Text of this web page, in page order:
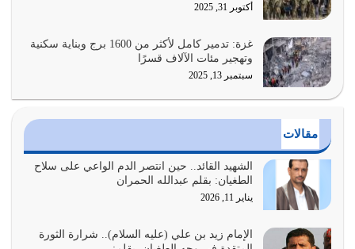
الدين الذي شرعه الله لا يجوز أن يخضع لآرائنا وأهوائنا
واجتهاداتنا لأننا سنختلف ونتفرق
يوليو 24, 2026
أي أمة تتفرق في الدين وتتفرق في كيانها معناه أنها أصبحت
يجب أن نعود جميعاً الى القرآن وعندنا أخطاء جميعاً لنعتصم
بحبل الله جميعاً وليس كل…
يوليو 22, 2026
يشاء ويذل من يشاء
أكتوبر 31, 2025
غزة: تدمير كامل لأكثر من 1600 برج وبناية سكنية
وتهجير مئات الآلاف قسرًا
سبتمبر 13, 2025
مقالات
الشهيد القائد.. حين انتصر الدم الواعي على سلاح
الطغيان: بقلم عبدالله الحمران
يناير 11, 2026
الإمام زيد بن علي (عليه السلام).. شرارة الثورة